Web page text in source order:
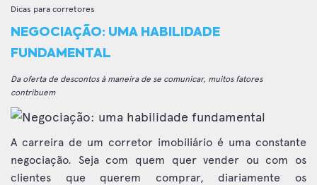
Dicas para corretores
NEGOCIAÇÃO: UMA HABILIDADE
FUNDAMENTAL
Da oferta de descontos à maneira de se comunicar, muitos fatores
contribuem
A carreira de um corretor imobiliário é uma constante
negociação. Seja com quem quer vender ou com os
clientes que querem comprar, diariamente os